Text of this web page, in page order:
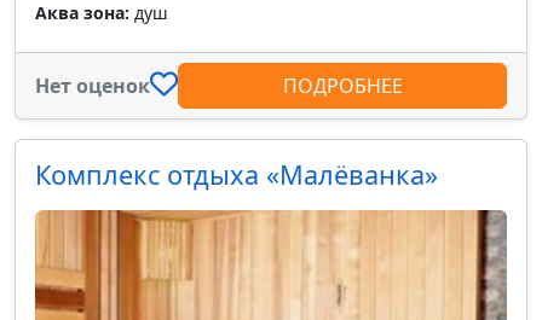
Аква зона: душ
Нет оценок ПОДРОБНЕЕ
Комплекс отдыха «Малёванка»